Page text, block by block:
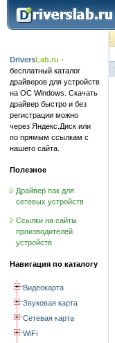
DriversLab.ru -
бесплатный каталог
драйверов для устройств
на ОС Windows. Скачать
драйвер быстро и без
регистрации можно
через Яндекс.Диск или
по прямым ссылкам с
нашего сайта.
Полезное
Драйвер пак для
сетевых устройств
Ссылки на сайты
производителей
устройств
Навигация по каталогу
Видеокарта
Звуковая карта
Сетевая карта
WiFi